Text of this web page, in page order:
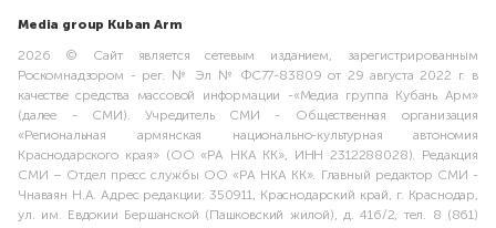
Media group Kuban Arm
2026 © Сайт является сетевым изданием, зарегистрированным
Роскомнадзором - рег. № Эл № ФС77-83809 от 29 августа 2022 г. в
качестве средства массовой информации -«Медиа группа Кубань Арм»
(далее - СМИ). Учредитель СМИ - Общественная организация
«Региональная армянская национально-культурная автономия
Краснодарского края» (ОО «РА НКА КК», ИНН 2312288028). Редакция
СМИ – Отдел пресс службы ОО «РА НКА КК». Главный редактор СМИ -
Чнаваян Н.А. Адрес редакции: 350911, Краснодарский край, г. Краснодар,
ул. им. Евдокии Бершанской (Пашковский жилой), д. 416/2, тел. 8 (861)